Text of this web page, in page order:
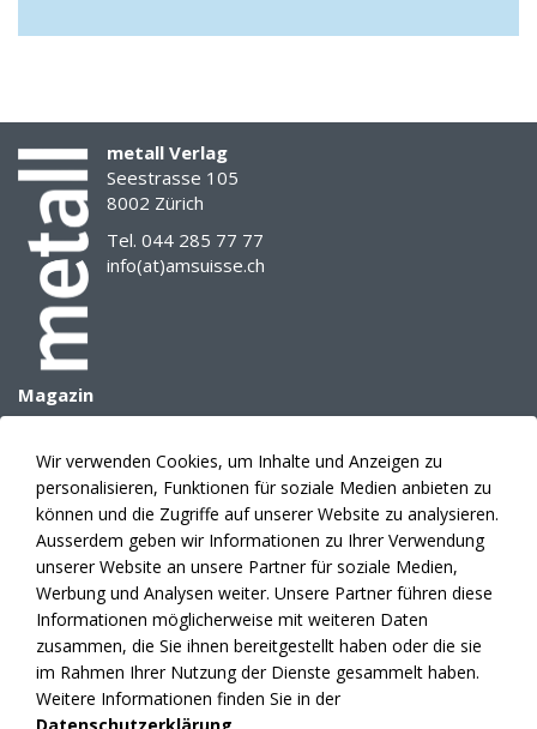
metall Verlag
Seestrasse 105
8002 Zürich
Tel. 044 285 77 77
info(at)amsuisse.ch
Magazin
Archiv
Mediadaten
Themenplanung
Anzeigen
Verlag
Abonnement
Fakten
Kontakte
News
Wir verwenden Cookies, um Inhalte und Anzeigen zu
personalisieren, Funktionen für soziale Medien anbieten zu
können und die Zugriffe auf unserer Website zu analysieren.
Ausserdem geben wir Informationen zu Ihrer Verwendung
unserer Website an unsere Partner für soziale Medien,
Werbung und Analysen weiter. Unsere Partner führen diese
Informationen möglicherweise mit weiteren Daten
zusammen, die Sie ihnen bereitgestellt haben oder die sie
im Rahmen Ihrer Nutzung der Dienste gesammelt haben.
Weitere Informationen finden Sie in der